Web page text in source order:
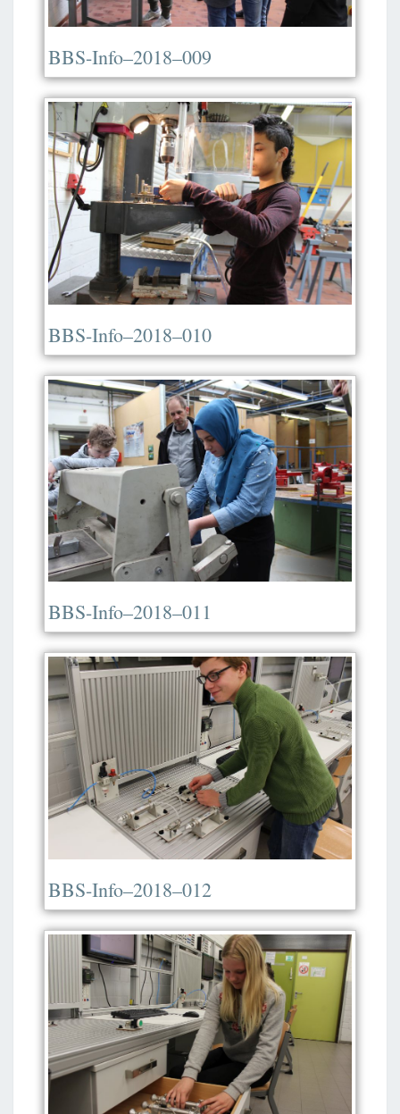
BBS-Info–2018–009
BBS-Info–2018–010
BBS-Info–2018–011
BBS-Info–2018–012